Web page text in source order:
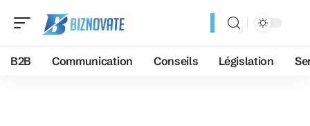
B2B Communication Conseils Législation